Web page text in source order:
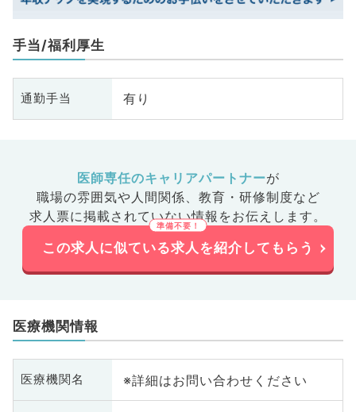
手当/福利厚生
通勤手当 有り
医師専任のキャリアパートナーが
職場の雰囲気や人間関係、 教育・研修制度など
求人票に掲載されていない情報をお伝えします。
この求人に似ている求人を紹介してもらう
医療機関情報
医療機関名 ※詳細はお問い合わせください